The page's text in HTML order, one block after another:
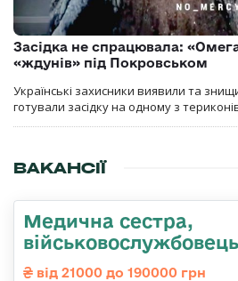
Засідка не спрацювала:
«ждунів» під Покровськом
Українські захисники виявили та
готували засідку на одному з
ВАКАНСІЇ
Медична сестра,
військовослужбовець
від 21000 до 190000 грн